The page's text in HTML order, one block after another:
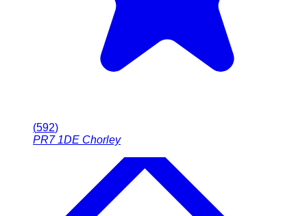
(592)
PR7 1DE Chorley